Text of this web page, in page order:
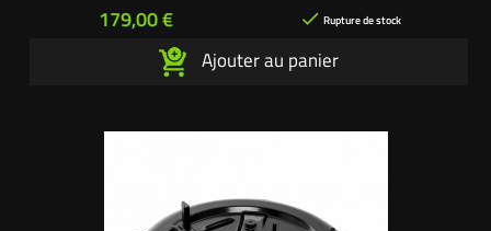
Prix
179,00 €  Rupture de stock
Ajouter au panier